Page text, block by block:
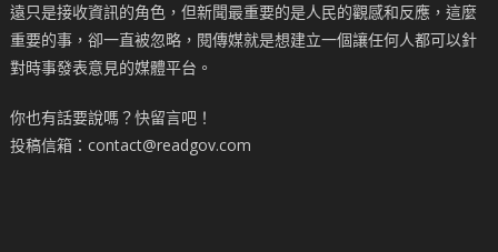
遠只是接收資訊的角色，但新聞最重要的是人民的觀感和反應，這麼
重要的事，卻一直被忽略，閱傳媒就是想建立一個讓任何人都可以針
對時事發表意見的媒體平台。
你也有話要說嗎？快留言吧！
投稿信箱：contact@readgov.com